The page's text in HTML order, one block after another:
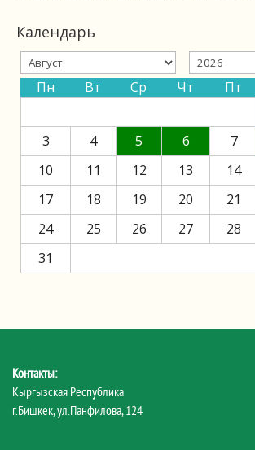
Календарь
Пн Вт Ср Чт Пт
3
4 5 6 7
10
11 12 13 14
17
18 19 20 21
24
25 26 27 28
31
Контакты:
Кыргызская Республика
г.Бишкек, ул.Панфилова, 124